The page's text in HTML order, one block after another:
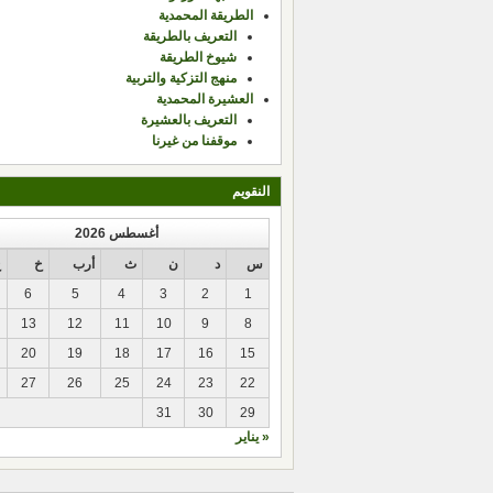
الطريقة المحمدية
التعريف بالطريقة
شيوخ الطريقة
منهج التزكية والتربية
العشيرة المحمدية
التعريف بالعشيرة
موقفنا من غيرنا
النقويم
أغسطس 2026
س
د ن ث أرب خ
1
2
3
4
5
6
8
9
10
11
12
13
15
16
17
18
19
20
22
23
24
25
26
27
29
30
31
« يناير